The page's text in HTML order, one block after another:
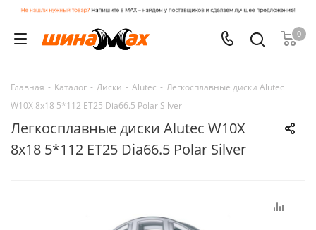
0
Главная - Каталог - Диски - Alutec - Легкосплавные диски Alutec
W10X 8x18 5*112 ET25 Dia66.5 Polar Silver
Легкосплавные диски Alutec W10X
8x18 5*112 ET25 Dia66.5 Polar Silver